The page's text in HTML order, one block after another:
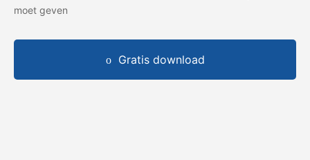
moet geven
Gratis download